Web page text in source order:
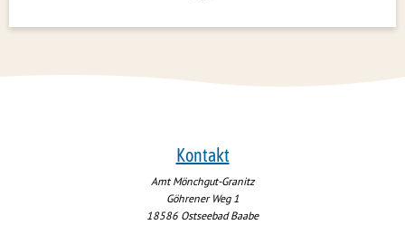
Kontakt
Amt Mönchgut-Granitz
Göhrener Weg 1
18586 Ostseebad Baabe